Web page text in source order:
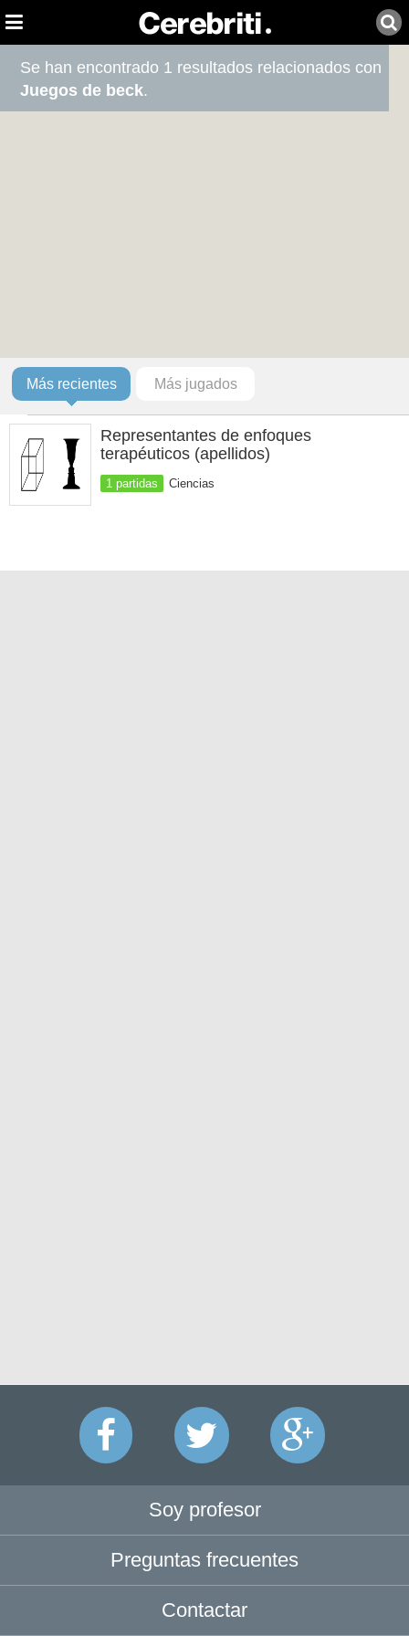
Se han encontrado 1 resultados relacionados con
Juegos de beck.
Más recientes Más jugados
Representantes de enfoques
terapéuticos (apellidos)
1 partidas Ciencias
Soy profesor
Preguntas frecuentes
Contactar